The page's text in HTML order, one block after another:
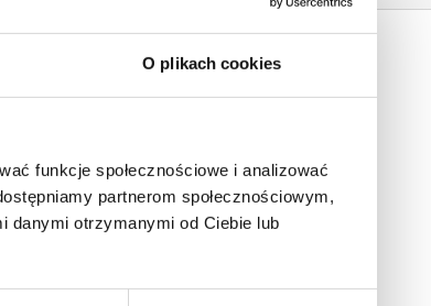
O plikach cookies
funkcje społecznościowe i analizować
partnerom społecznościowym,
danymi otrzymanymi od Ciebie lub